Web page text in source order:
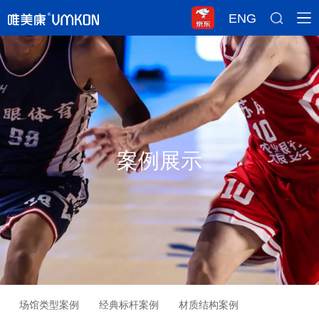
ENG
案例展示
场馆类型案例 经典标杆案例 材质结构案例